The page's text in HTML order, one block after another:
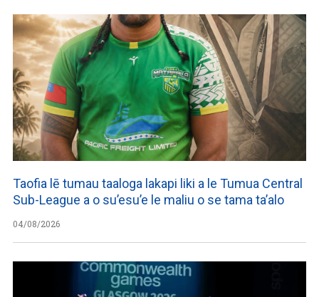
Taofia lē tumau taaloga lakapi liki a le Tumua Central
Sub-League a o su’esu’e le maliu o se tama ta’alo
04/08/2026